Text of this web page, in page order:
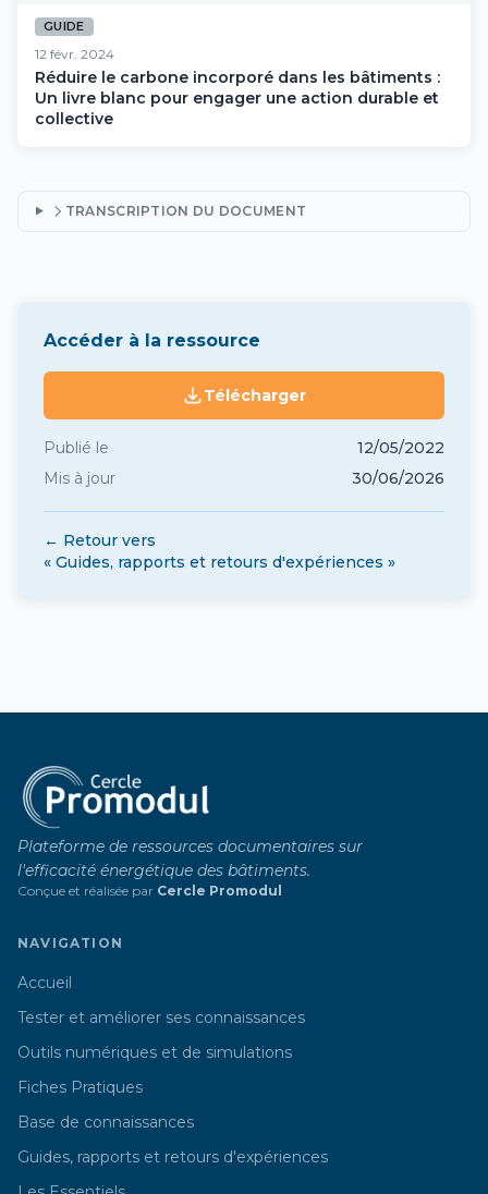
GUIDE
12 févr. 2024
Réduire le carbone incorporé dans les bâtiments :
Un livre blanc pour engager une action durable et
collective
TRANSCRIPTION DU DOCUMENT
Accéder à la ressource
Télécharger
Publié le
12/05/2022
Mis à jour
30/06/2026
← Retour vers
« Guides, rapports et retours d'expériences »
Plateforme de ressources documentaires sur
l'efficacité énergétique des bâtiments.
Conçue et réalisée par Cercle Promodul
NAVIGATION
Accueil
Tester et améliorer ses connaissances
Outils numériques et de simulations
Fiches Pratiques
Base de connaissances
Guides, rapports et retours d'expériences